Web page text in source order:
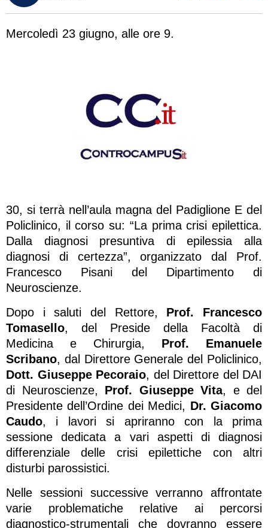
Mercoledì 23 giugno, alle ore 9.
30, si terrà nell’aula magna del Padiglione E del
Policlinico, il corso su: “La prima crisi epilettica.
Dalla diagnosi presuntiva di epilessia alla
diagnosi di certezza”, organizzato dal Prof.
Francesco Pisani del Dipartimento di
Neuroscienze.
Dopo i saluti del Rettore, Prof. Francesco
Tomasello, del Preside della Facoltà di
Medicina e Chirurgia, Prof. Emanuele
Scribano, dal Direttore Generale del Policlinico,
Dott. Giuseppe Pecoraio, del Direttore del DAI
di Neuroscienze, Prof. Giuseppe Vita, e del
Presidente dell’Ordine dei Medici, Dr. Giacomo
Caudo, i lavori si apriranno con la prima
sessione dedicata a vari aspetti di diagnosi
differenziale delle crisi epilettiche con altri
disturbi parossistici.
Nelle sessioni successive verranno affrontate
varie problematiche relative ai percorsi
diagnostico-strumentali che dovranno essere